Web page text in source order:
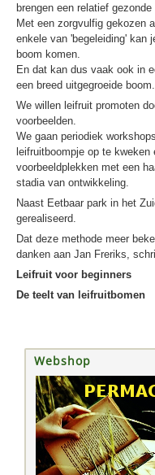
brengen een relatief
Met een zorgvulfig gekozen
enkele van 'begeleiding' kan
boom komen.
En dat kan dus vaak ook in
een breed uitgegroeide boom.
We willen leifruit promoten
voorbeelden.
We gaan periodiek
leifruitboompje op te
voorbeeldplekken met een
stadia van ontwikkeling.
Naast Eetbaar park in het
gerealiseerd.
Dat deze methode meer
danken aan Jan Freriks,
Leifruit voor beginners
De teelt van leifruitbomen
Webshop